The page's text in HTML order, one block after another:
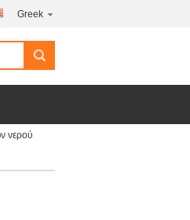
Greek
νερού